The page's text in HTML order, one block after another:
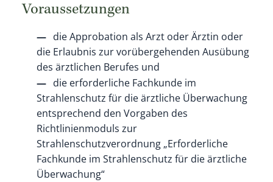
Voraussetzungen
die Approbation als Arzt oder Ärztin oder
die Erlaubnis zur vorübergehenden Ausübung
des ärztlichen Berufes und
die erforderliche Fachkunde im
Strahlenschutz für die ärztliche Überwachung
entsprechend den Vorgaben des
Richtlinienmoduls zur
Strahlenschutzverordnung „Erforderliche
Fachkunde im Strahlenschutz für die ärztliche
Überwachung“